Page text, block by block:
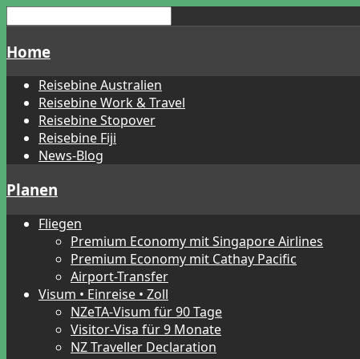
Home
Reisebine Australien
Reisebine Work & Travel
Reisebine Stopover
Reisebine Fiji
News-Blog
Planen
Fliegen
Premium Economy mit Singapore Airlines
Premium Economy mit Cathay Pacific
Airport-Transfer
Visum • Einreise • Zoll
NZeTA-Visum für 90 Tage
Visitor-Visa für 9 Monate
NZ Traveller Declaration